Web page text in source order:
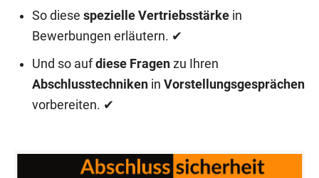
So diese spezielle Vertriebsstärke in
Bewerbungen erläutern. ✔
Und so auf diese Fragen zu Ihren
Abschlusstechniken in Vorstellungsgesprächen
vorbereiten. ✔